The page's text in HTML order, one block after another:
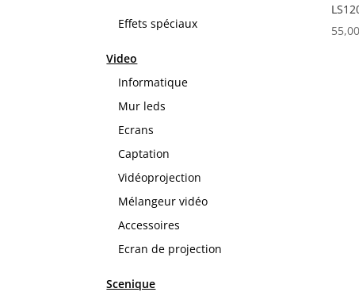
Effets spéciaux
Video
Informatique
Mur leds
Ecrans
Captation
Vidéoprojection
Mélangeur vidéo
Accessoires
Ecran de projection
Scenique
55,00